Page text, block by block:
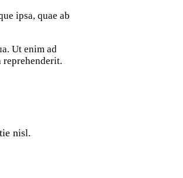
ipsa, quae ab
Ut enim ad
nisl.